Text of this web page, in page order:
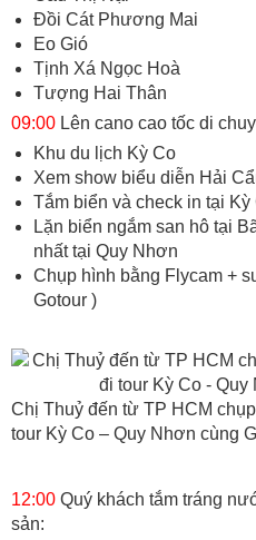
Đồi Cát Phương Mai
Eo Gió
Tịnh Xá Ngọc Hoà
Tượng Hai Thân
09:00 Lên cano cao tốc di
Khu du lịch Kỳ Co
Xem show biểu diễn Hải
Tắm biển và check in tại Kỳ
Lặn biển ngắm san hô tại
nhất tại Quy Nhơn
Chụp hình bằng Flycam +
Gotour )
Chị Thuỷ đến từ TP HCM
tour Kỳ Co – Quy Nhơn cùng
12:00 Quý khách tắm tráng
sản: